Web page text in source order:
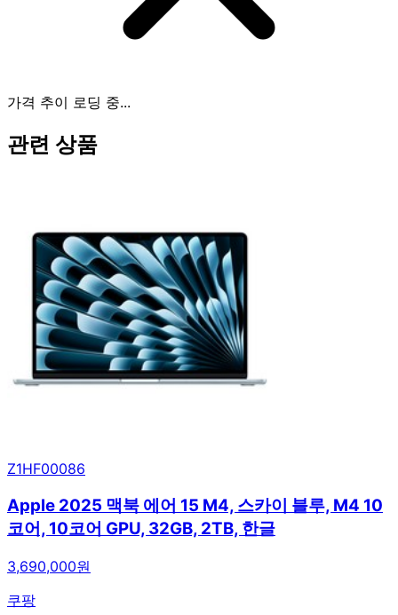
가격 추이 로딩 중...
관련 상품
Z1HF00086
Apple 2025 맥북 에어 15 M4, 스카이 블루, M4 10
코어, 10코어 GPU, 32GB, 2TB, 한글
3,690,000원
쿠팡